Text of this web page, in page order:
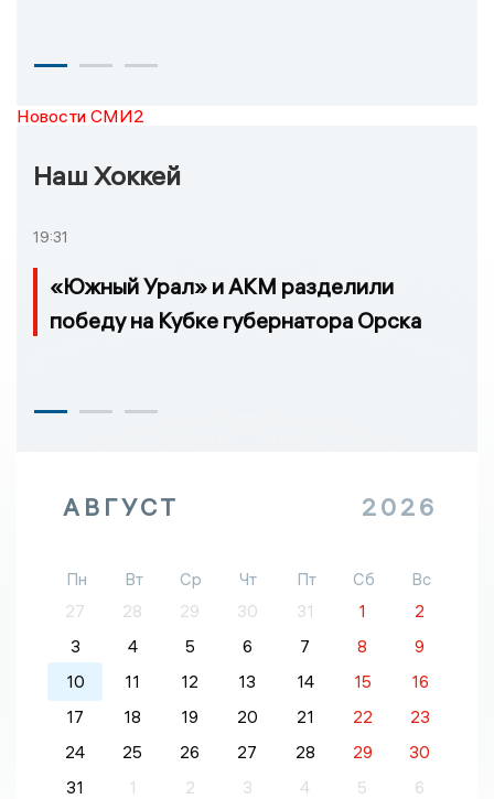
Новости СМИ2
Наш Хоккей
19:31
«Южный Урал» и АКМ разделили
победу на Кубке губернатора Орска
АВГУСТ 2026
Пн Вт Ср Чт Пт Сб
Вс
27
28 29 30 31 1
2
3
4 5 6 7 8
9
10
11 12 13 14 15
16
17
18 19 20 21 22
23
24
25 26 27 28 29
30
31
1 2 3 4 5 6